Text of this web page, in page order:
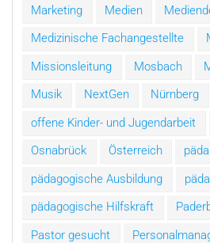
Marketing Medien
Medizinische Fachangestellte
Missionsleitung
Mosbach
Musik
NextGen Nürnberg
offene Kinder- und Jugendarbeit
Osnabrück
Österreich päda
pädagogische Ausbildung
pädagogische Hilfskraft
Pastor gesucht